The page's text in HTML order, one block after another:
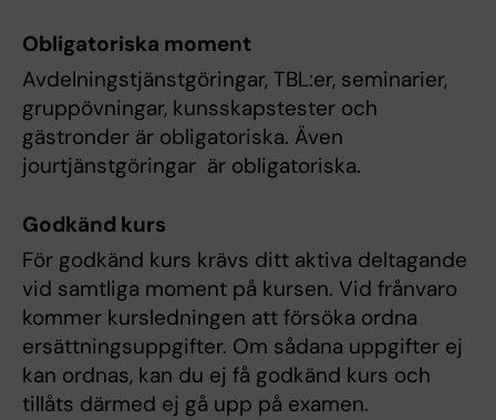
Obligatoriska moment
Avdelningstjänstgöringar, TBL:er, seminarier,
gruppövningar, kunsskapstester och
gästronder är obligatoriska. Även
jourtjänstgöringar är obligatoriska.
Godkänd kurs
För godkänd kurs krävs ditt aktiva deltagande
vid samtliga moment på kursen. Vid frånvaro
kommer kursledningen att försöka ordna
ersättningsuppgifter. Om sådana uppgifter ej
kan ordnas, kan du ej få godkänd kurs och
tillåts därmed ej gå upp på examen.